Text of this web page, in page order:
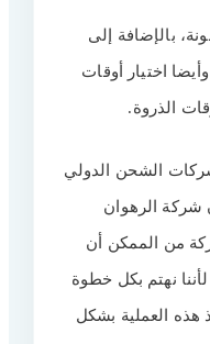
بالإضافة إلى
اختيار أوقات
الذروة.
الشحن الدولي
شركة الرهوان
من الممكن أن
نهتم بكل خطوة
العملية بشكل